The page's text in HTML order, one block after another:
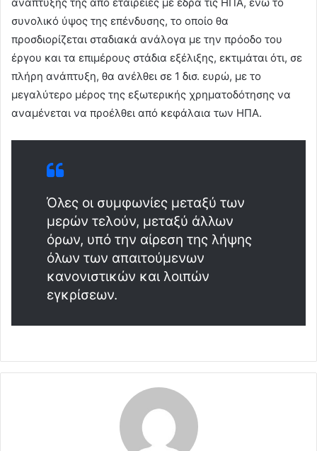
συνολικό ύψος της επένδυσης, το οποίο θα
προσδιορίζεται σταδιακά ανάλογα με την πρόοδο του
έργου και τα επιμέρους στάδια εξέλιξης, εκτιμάται ότι, σε
πλήρη ανάπτυξη, θα ανέλθει σε 1 δισ. ευρώ, με το
μεγαλύτερο μέρος της εξωτερικής χρηματοδότησης να
αναμένεται να προέλθει από κεφάλαια των ΗΠΑ.
Όλες οι συμφωνίες μεταξύ των
μερών τελούν, μεταξύ άλλων
όρων, υπό την αίρεση της λήψης
όλων των απαιτούμενων
κανονιστικών και λοιπών
εγκρίσεων.